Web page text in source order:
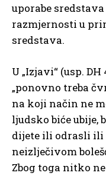
uporabe
razmjernosti u
sredstava.
U „Izjavi“ (usp.
„ponovno treba
na koji način ne
ljudsko biće ubije,
dijete ili odrasli ili
neizlječivom
Zbog toga nitko